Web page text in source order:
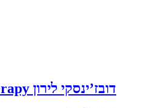
דובז’ינסקי לירון pilatestherapy